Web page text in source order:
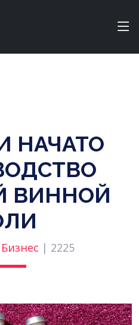
НАЧАТО
ВИННОЙ
Бизнес | 2225